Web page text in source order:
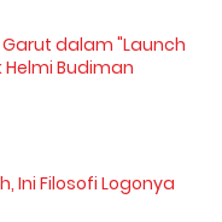
Garut dalam "Launch
Helmi Budiman
Ini Filosofi Logonya